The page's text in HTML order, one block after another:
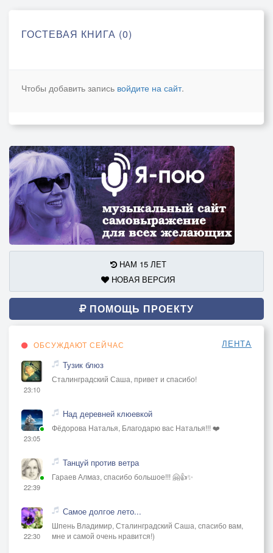
ГОСТЕВАЯ КНИГА (0)
Чтобы добавить запись войдите на сайт.
НАМ 15 ЛЕТ
НОВАЯ ВЕРСИЯ
ПОМОЩЬ ПРОЕКТУ
ОБСУЖДАЮТ СЕЙЧАС ЛЕНТА
23:10
Тузик блюз
Сталинградский Саша, привет и спасибо!
23:05
Над деревней клюевкой
Фёдорова Наталья, Благодарю вас Наталья!!! ❤️
22:39
Танцуй против ветра
Гараев Алмаз, спасибо большое!!! 🤗👍✨
22:30
Самое долгое лето...
Шпень Владимир, Сталинградский Саша, спасибо вам,
мне и самой очень нравится!)